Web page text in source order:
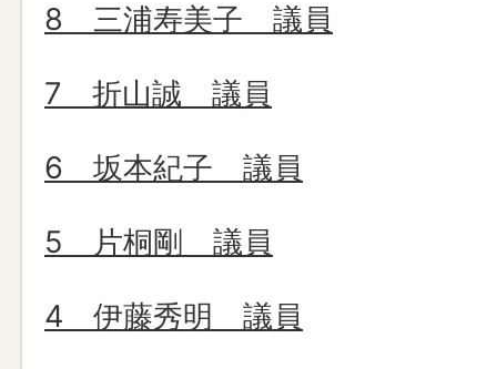
8 三浦寿美子 議員
7 折山誠 議員
6 坂本紀子 議員
5 片桐剛 議員
4 伊藤秀明 議員